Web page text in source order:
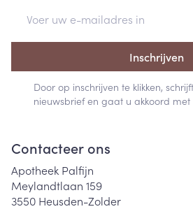
Inschrijven
Door op inschrijven te klikken,
nieuwsbrief en gaat u akkoord met
Contacteer ons
Apotheek Palfijn
Meylandtlaan 159
3550 Heusden-Zolder